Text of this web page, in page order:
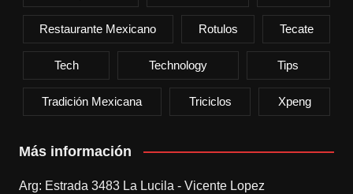
Restaurante Mexicano Rotulos Tecate
Tech Technology Tips
Tradición Mexicana Triciclos Xpeng
Más información
Arg: Estrada 3483 La Lucila - Vicente Lopez